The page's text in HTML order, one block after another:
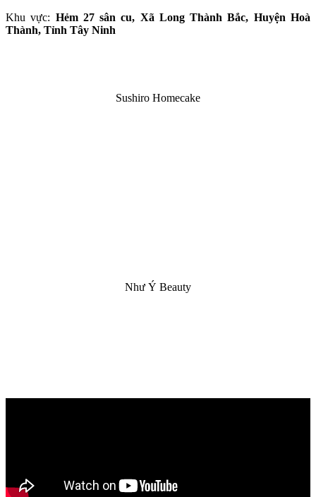
Khu vực: Hẻm 27 sân cu, Xã Long Thành Bắc, Huyện Hoà
Thành, Tỉnh Tây Ninh
Sushiro Homecake
Như Ý Beauty